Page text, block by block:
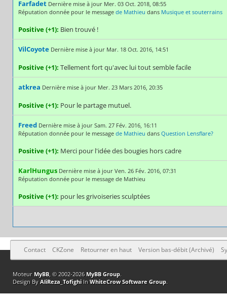
Farfadet Dernière mise à jour Mer. 03 Oct. 2018, 08:55
Réputation donnée pour le message de Mathieu dans Musique et souterrains
Positive (+1): Bien trouvé !
VilCoyote Dernière mise à jour Mar. 18 Oct. 2016, 14:51
Positive (+1): Tellement fort qu'avec lui tout semble facile
atkrea Dernière mise à jour Mer. 23 Mars 2016, 20:35
Positive (+1): Pour le partage mutuel.
Freed Dernière mise à jour Sam. 27 Fév. 2016, 16:11
Réputation donnée pour le message de Mathieu dans Question Lensflare?
Positive (+1): Merci pour l'idée des bougies hors cadre
KarlHungus Dernière mise à jour Ven. 26 Fév. 2016, 07:31
Réputation donnée pour le message de Mathieu
Positive (+1): pour les grivoiseries sculptées
Contact CKZone Retourner en haut Version bas-débit (Archivé)
Moteur MyBB, © 2002-2026 MyBB Group.
Design By AliReza_TofighiIn WhiteCrow Software Group.